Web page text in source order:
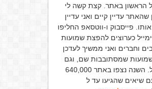
הראשון באתר. קצת קשה לי
עדיין קיים ואני עדיין
פייסבוק ו-ווטסאפ החליפו
כערוצים להפצת שמועות
וחברים ואני ממשיך לעדכן
שמסתובבות שם, וגם
באימייל. השנה נצפו באתר 640,000
שיאים שהגיעו עד ל